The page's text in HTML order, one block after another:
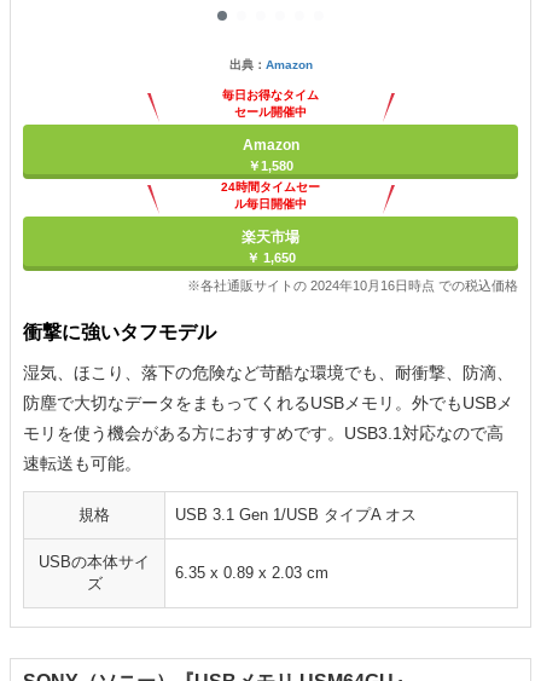
出典： Amazon
毎日お得なタイム
セール開催中
Amazon
￥1,580
24時間タイムセー
ル毎日開催中
楽天市場
￥ 1,650
※各社通販サイトの 2024年10月16日時点 での税込価格
衝撃に強いタフモデル
湿気、ほこり、落下の危険など苛酷な環境でも、耐衝撃、防滴、
防塵で大切なデータをまもってくれるUSBメモリ。外でもUSBメ
モリを使う機会がある方におすすめです。USB3.1対応なので高
速転送も可能。
規格 USB 3.1 Gen 1/USB タイプA オス
USBの本体サイ
ズ
6.35 x 0.89 x 2.03 cm